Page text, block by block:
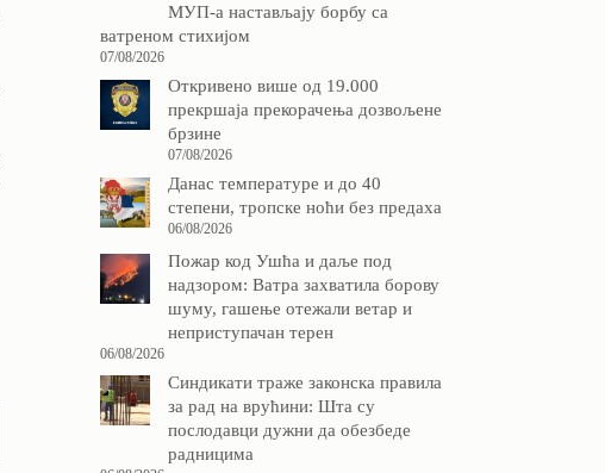
МУП-а настављају борбу са
ватреном стихијом
07/08/2026
Откривено више од 19.000
прекршаја прекорачења дозвољене
брзине
07/08/2026
Данас температуре и до 40
степени, тропске ноћи без предаха
06/08/2026
Пожар код Ушћа и даље под
надзором: Ватра захватила борову
шуму, гашење отежали ветар и
неприступачан терен
06/08/2026
Синдикати траже законска правила
за рад на врућини: Шта су
послодавци дужни да обезбеде
радницима